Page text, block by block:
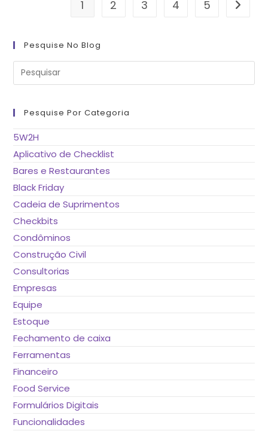
1 2 3 4 5 Ir para
Pesquise No Blog
Pesquise Por Categoria
5W2H
Aplicativo de Checklist
Bares e Restaurantes
Black Friday
Cadeia de Suprimentos
Checkbits
Condôminos
Construção Civil
Consultorias
Empresas
Equipe
Estoque
Fechamento de caixa
Ferramentas
Financeiro
Food Service
Formulários Digitais
Funcionalidades